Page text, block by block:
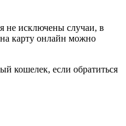
не исключены случаи, в
карту онлайн можно
кошелек, если обратиться